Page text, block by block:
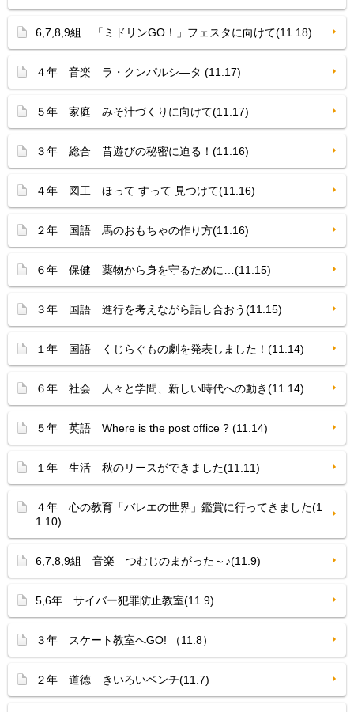
6,7,8,9組 「ミドリンGO！」フェスタに向けて(11.18)
４年 音楽 ラ・クンパルシ—タ (11.17)
５年 家庭 みそ汁づくりに向けて(11.17)
３年 総合 昔遊びの秘密に迫る！(11.16)
４年 図工 ほって すって 見つけて(11.16)
２年 国語 馬のおもちゃの作り方(11.16)
６年 保健 薬物から身を守るために…(11.15)
３年 国語 進行を考えながら話し合おう(11.15)
１年 国語 くじらぐもの劇を発表しました！(11.14)
６年 社会 人々と学問、新しい時代への動き(11.14)
５年 英語 Where is the post office ? (11.14)
１年 生活 秋のリースができました(11.11)
４年 心の教育「バレエの世界」鑑賞に行ってきました(1
1.10)
6,7,8,9組 音楽 つむじのまがった～♪(11.9)
5,6年 サイバー犯罪防止教室(11.9)
３年 スケート教室へGO! （11.8）
２年 道徳 きいろいベンチ(11.7)